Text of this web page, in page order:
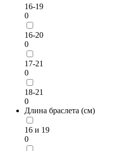
16-19
0
16-20
0
17-21
0
18-21
0
Длина браслета (см)
16 и 19
0